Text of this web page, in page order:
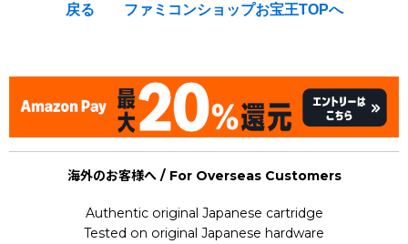
戻る ファミコンショップお宝王TOPへ
海外のお客様へ / For Overseas Customers
Authentic original Japanese cartridge
Tested on original Japanese hardware